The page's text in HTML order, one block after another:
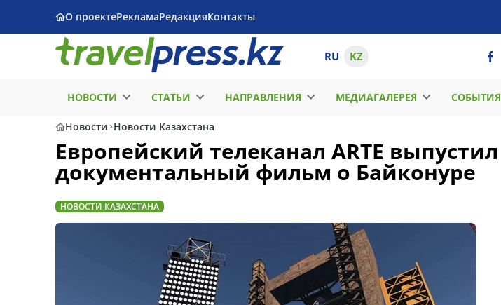
О проектеРекламаРедакцияКонтакты
RU KZ
НОВОСТИ СТАТЬИ НАПРАВЛЕНИЯ МЕДИАГАЛЕРЕЯ СОБЫТИЯ
Новости Новости Казахстана
Европейский телеканал ARTE выпустил
документальный фильм о Байконуре
НОВОСТИ КАЗАХСТАНА